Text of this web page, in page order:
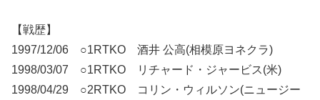
【戦歴】
1997/12/06 ○1RTKO 酒井 公高(相模原ヨネクラ)
1998/03/07 ○1RTKO リチャード・ジャービス(米)
1998/04/29 ○2RTKO コリン・ウィルソン(ニュージー